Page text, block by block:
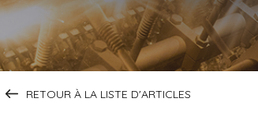
RETOUR À LA LISTE D'ARTICLES